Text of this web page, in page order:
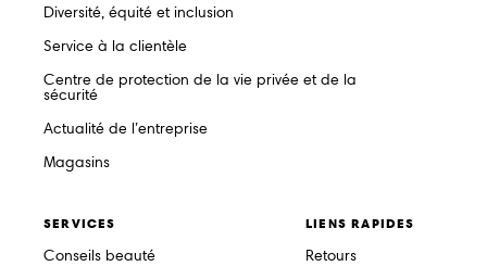
Diversité, équité et inclusion
Service à la clientèle
Centre de protection de la vie privée et de la
sécurité
Actualité de l’entreprise
Magasins
SERVICES
Conseils beauté
LIENS RAPIDES
Retours